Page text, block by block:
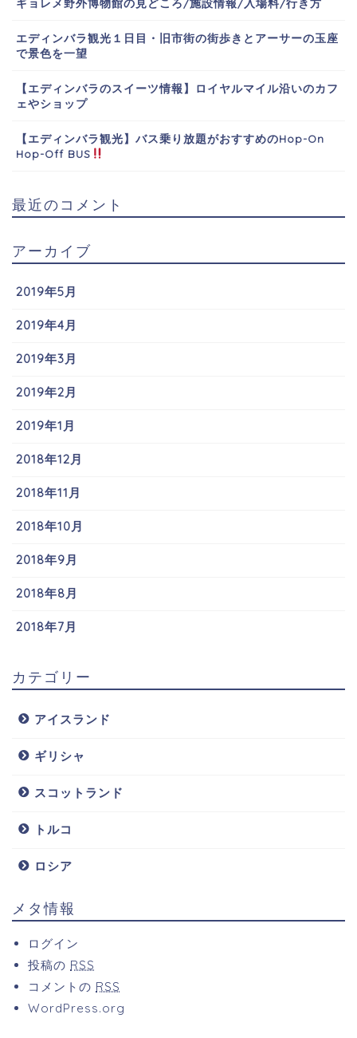
エディンバラ観光１日目・旧市街の街歩きとアーサーの玉座
で景色を一望
【エディンバラのスイーツ情報】ロイヤルマイル沿いのカフ
ェやショップ
【エディンバラ観光】バス乗り放題がおすすめのHop-On
Hop-Off BUS
最近のコメント
アーカイブ
2019年5月
2019年4月
2019年3月
2019年2月
2019年1月
2018年12月
2018年11月
2018年10月
2018年9月
2018年8月
2018年7月
カテゴリー
アイスランド
ギリシャ
スコットランド
トルコ
ロシア
メタ情報
ログイン
投稿の RSS
コメントの RSS
WordPress.org